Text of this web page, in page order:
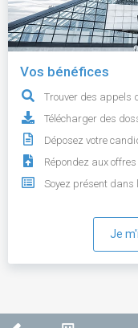
Vos bénéfices
Trouver des appels
Télécharger des
Déposez votre
Répondez aux
Soyez présent dans
Je